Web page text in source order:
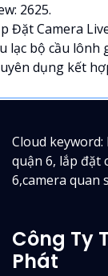
2625.
Đặt Camera
lạc bộ cầu
dụng kết
Cloud keyword:
quận 6, lắp đặt
6,camera quan
Công Ty
Phát